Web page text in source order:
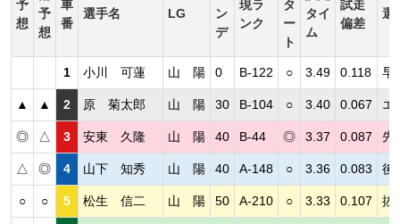
予
想
予
想
車
番
選手名 LG
ン
デ
現ラ
ンク
タ
ー
ト
タイ
ム
試走
偏差
選
1 小川 可蓮 山 陽 0 B-122 ○ 3.49 0.118 早
▲ ▲ 2 原 菊太郎 山 陽 30 B-104 ○ 3.40 0.067 エ
◎ △ 3 安東 久隆 山 陽 40 B-44 ◎ 3.37 0.087 先
△ ◎ 4 山下 知秀 山 陽 40 A-148 ○ 3.36 0.083 後
○ ○ 5 松生 信二 山 陽 50 A-210 ○ 3.33 0.107 抜